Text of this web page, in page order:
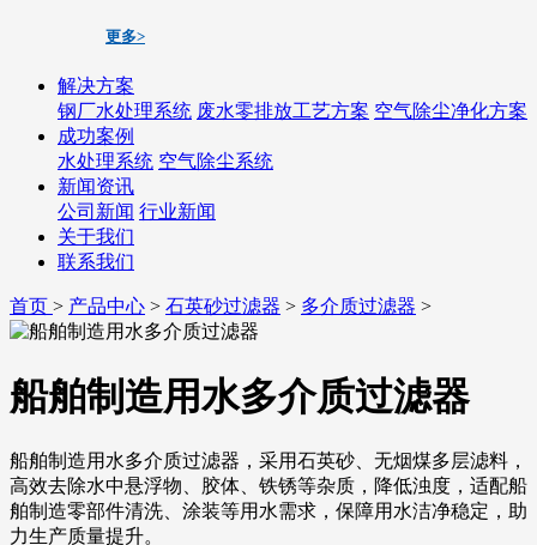
更多>
解决方案
钢厂水处理系统 废水零排放工艺方案 空气除尘净化方案
成功案例
水处理系统 空气除尘系统
新闻资讯
公司新闻 行业新闻
关于我们
联系我们
首页 > 产品中心 > 石英砂过滤器 > 多介质过滤器 >
船舶制造用水多介质过滤器
船舶制造用水多介质过滤器，采用石英砂、无烟煤多层滤料，
高效去除水中悬浮物、胶体、铁锈等杂质，降低浊度，适配船
舶制造零部件清洗、涂装等用水需求，保障用水洁净稳定，助
力生产质量提升。